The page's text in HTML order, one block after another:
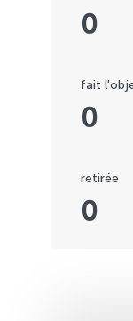
0
0
fait
0
retirée